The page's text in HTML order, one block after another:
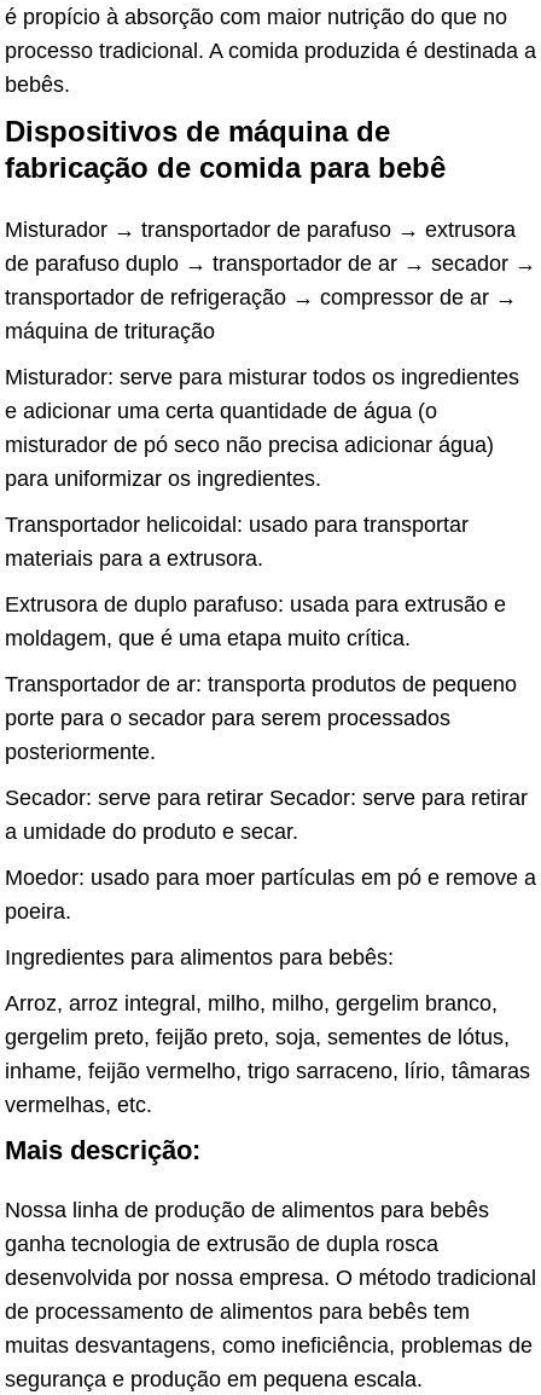
é propício à absorção com maior nutrição do que no
processo tradicional. A comida produzida é destinada a
bebês.
Dispositivos de máquina de
fabricação de comida para bebê
Misturador → transportador de parafuso → extrusora
de parafuso duplo → transportador de ar → secador →
transportador de refrigeração → compressor de ar →
máquina de trituração
Misturador: serve para misturar todos os ingredientes
e adicionar uma certa quantidade de água (o
misturador de pó seco não precisa adicionar água)
para uniformizar os ingredientes.
Transportador helicoidal: usado para transportar
materiais para a extrusora.
Extrusora de duplo parafuso: usada para extrusão e
moldagem, que é uma etapa muito crítica.
Transportador de ar: transporta produtos de pequeno
porte para o secador para serem processados ​​
posteriormente.
Secador: serve para retirar Secador: serve para retirar
a umidade do produto e secar.
Moedor: usado para moer partículas em pó e remove a
poeira.
Ingredientes para alimentos para bebês:
Arroz, arroz integral, milho, milho, gergelim branco,
gergelim preto, feijão preto, soja, sementes de lótus,
inhame, feijão vermelho, trigo sarraceno, lírio, tâmaras
vermelhas, etc.
Mais descrição:
Nossa linha de produção de alimentos para bebês
ganha tecnologia de extrusão de dupla rosca
desenvolvida por nossa empresa. O método tradicional
de processamento de alimentos para bebês tem
muitas desvantagens, como ineficiência, problemas de
segurança e produção em pequena escala.